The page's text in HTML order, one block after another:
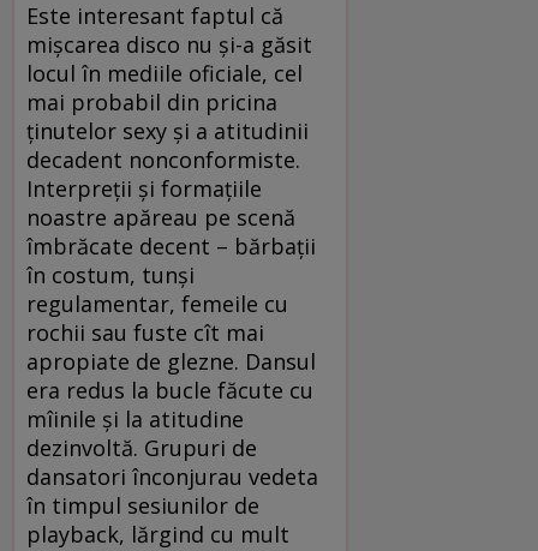
Este interesant faptul că
mişcarea disco nu şi-a găsit
locul în mediile oficiale, cel
mai probabil din pricina
ţinutelor sexy şi a atitudinii
decadent nonconformiste.
Interpreţii şi formaţiile
noastre apăreau pe scenă
îmbrăcate decent – bărbaţii
în costum, tunşi
regulamentar, femeile cu
rochii sau fuste cît mai
apropiate de glezne. Dansul
era redus la bucle făcute cu
mîinile şi la atitudine
dezinvoltă. Grupuri de
dansatori înconjurau vedeta
în timpul sesiunilor de
playback, lărgind cu mult